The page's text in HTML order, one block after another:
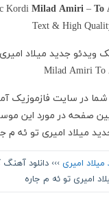
KordiMilad Amiri –To
Text & High
شما در سایت فازموزیک
صفحه در مورد این
میلاد امیری تو ئه م
امیری››› دانلود
امیری تو ئه م جاره